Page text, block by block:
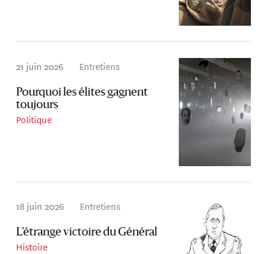
21 juin 2026 Entretiens
Pourquoi les élites gagnent
toujours
Politique
18 juin 2026 Entretiens
L’étrange victoire du Général
Histoire